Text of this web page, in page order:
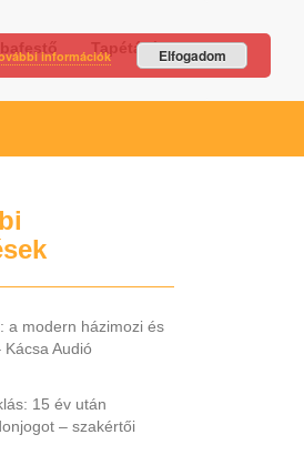
Tapétázás
a modern házimozi és
Audió
15 év után
– szakértői
információk Elfogadom